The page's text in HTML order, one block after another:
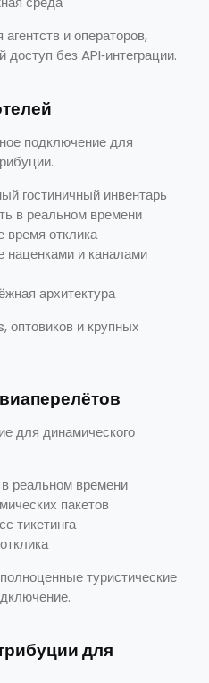
и операторов,
без API‑интеграции.
подключение для
гостиничный инвентарь
в реальном времени
время отклика
наценками и каналами
архитектура
оптовиков и крупных
для динамического
реальном времени
пакетов
тикетинга
туристические
для